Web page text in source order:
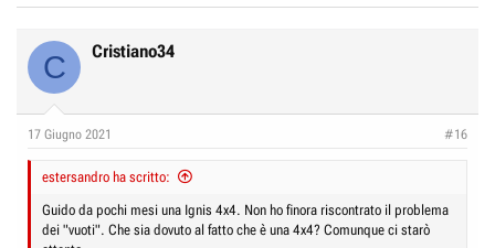
t
o
e
D
s
c
u
d
i
i
i
C Cristiano34
17 Giugno 2021 #16
estersandro ha scritto:
Guido da pochi mesi una Ignis 4x4. Non ho finora riscontrato il problema
dei "vuoti". Che sia dovuto al fatto che è una 4x4? Comunque ci starò